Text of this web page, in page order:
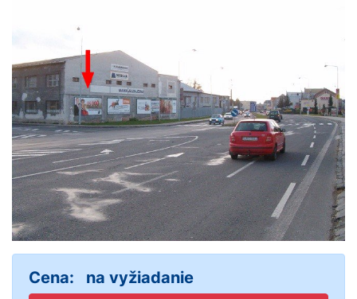
Cena: na vyžiadanie